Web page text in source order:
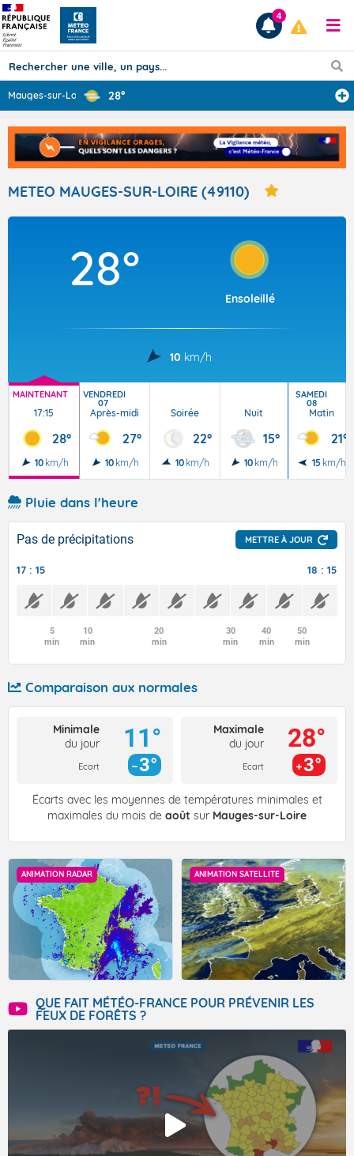
Prévisions
TOUS LES RÉSULTATS
Articles
4
Mauges-sur-Loir ... 28°
METEO MAUGES-SUR-LOIRE (49110)
28°
Ensoleillé
10 km/h
MAINTENANT
17:15
28°
10 km/h
VENDREDI
07
Après-midi
27°
10 km/h
Soirée
22°
10 km/h
Nuit
15°
10 km/h
SAMEDI
08
Matin
21°
15 km/h
Pluie dans l'heure
Pas de précipitations METTRE À JOUR
17 : 15 18 : 15
5
min
10
min
20
min
30
min
40
min
50
min
Comparaison aux normales
Minimale
du jour
Ecart
11°
3°
Maximale
du jour
Ecart
28°
3°
Écarts avec les moyennes de températures minimales et
maximales du mois de août sur Mauges-sur-Loire
ANIMATION RADAR ANIMATION SATELLITE
QUE FAIT MÉTÉO-FRANCE POUR PRÉVENIR LES
FEUX DE FORÊTS ?